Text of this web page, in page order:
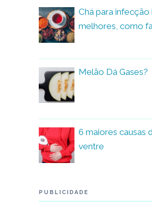
Chá para infecção
melhores, como
Melão Dá Gases?
6 maiores causas
ventre
PUBLICIDADE